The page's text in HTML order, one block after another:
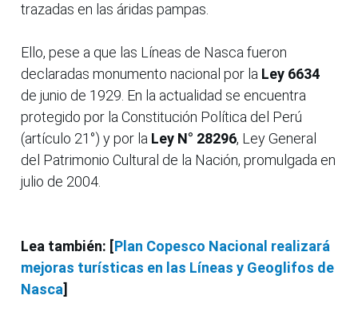
trazadas en las áridas pampas.
Ello, pese a que las Líneas de Nasca fueron
declaradas monumento nacional por la Ley 6634
de junio de 1929. En la actualidad se encuentra
protegido por la Constitución Política del Perú
(artículo 21°) y por la Ley N° 28296, Ley General
del Patrimonio Cultural de la Nación, promulgada en
julio de 2004.
Lea también: [Plan Copesco Nacional realizará
mejoras turísticas en las Líneas y Geoglifos de
Nasca]